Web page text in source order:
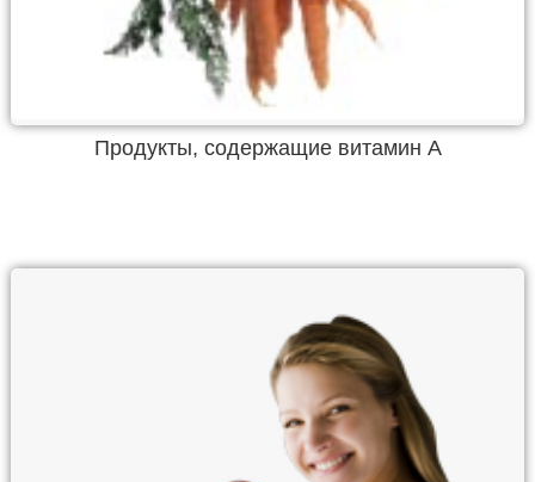
Продукты, содержащие витамин А